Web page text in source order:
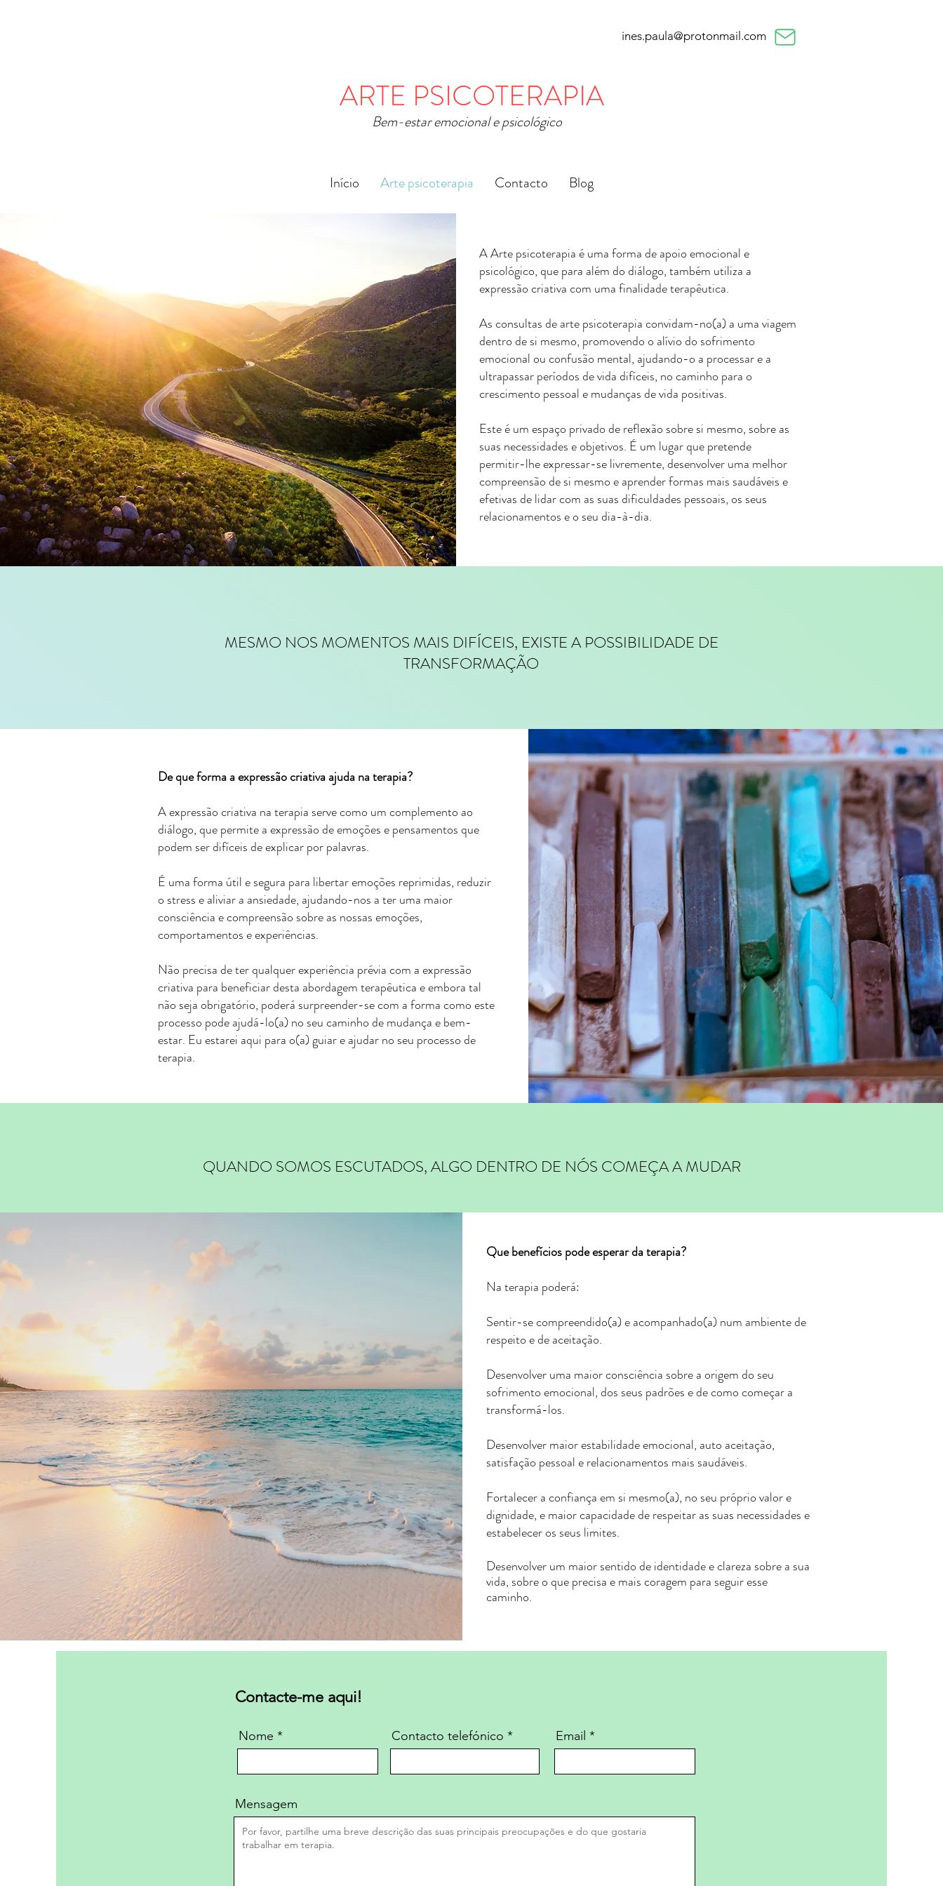
ines.paula@protonmail.com
ARTE PSICOTERAPIA
Bem-estar emocional e psicológico
Início Arte psicoterapia Contacto Blog
A Arte psicoterapia é uma forma de apoio emocional e
psicológico, que para além do diálogo, também utiliza a
expressão criativa com uma finalidade terapêutica.
As consultas de arte psicoterapia convidam-no(a) a uma viagem
dentro de si mesmo, promovendo o alívio do sofrimento
emocional ou confusão mental, ajudando-o a processar e a
ultrapassar períodos de vida difíceis, no caminho para o
crescimento pessoal e mudanças de vida positivas.
Este é um espaço privado de reflexão sobre si mesmo, sobre as
suas necessidades e objetivos. É um lugar que pretende
permitir-lhe expressar-se livremente, desenvolver uma melhor
compreensão de si mesmo e aprender formas mais saudáveis e
efetivas de lidar com as suas dificuldades pessoais, os seus
relacionamentos e o seu dia-à-dia.
MESMO NOS MOMENTOS MAIS DIFÍCEIS, EXISTE A POSSIBILIDADE DE
TRANSFORMAÇÃO
De que forma a expressão criativa ajuda na terapia?
A expressão criativa na terapia serve como um complemento ao
diálogo, que permite a expressão de emoções e pensamentos que
podem ser difíceis de explicar por palavras.
É uma forma útil e segura para libertar emoções reprimidas, reduzir
o stress e aliviar a ansiedade, ajudando-nos a ter uma maior
consciência e compreensão sobre as nossas emoções,
comportamentos e experiências.
Não precisa de ter qualquer experiência prévia com a expressão
criativa para beneficiar desta abordagem terapêutica e embora tal
não seja obrigatório, poderá surpreender-se com a forma como este
processo pode ajudá-lo(a) no seu caminho de mudança e bem-
estar. Eu estarei aqui para o(a) guiar e ajudar no seu processo de
terapia.
QUANDO SOMOS ESCUTADOS, ALGO DENTRO DE NÓS COMEÇA A MUDAR
Que benefícios pode esperar da terapia?
Na terapia poderá:
Sentir-se compreendido(a) e acompanhado(a) num ambiente de
respeito e de aceitação.
Desenvolver uma maior consciência sobre a origem do seu
sofrimento emocional, dos seus padrões e de como começar a
transformá-los.
Desenvolver maior estabilidade emocional, auto aceitação,
satisfação pessoal e relacionamentos mais saudáveis.
Fortalecer a confiança em si mesmo(a), no seu próprio valor e
dignidade, e maior capacidade de respeitar as suas necessidades e
estabelecer os seus limites.
Desenvolver um maior sentido de identidade e clareza sobre a sua
vida, sobre o que precisa e mais coragem para seguir esse
caminho.
Contacte-me aqui!
Nome Contacto telefónico Email
Mensagem